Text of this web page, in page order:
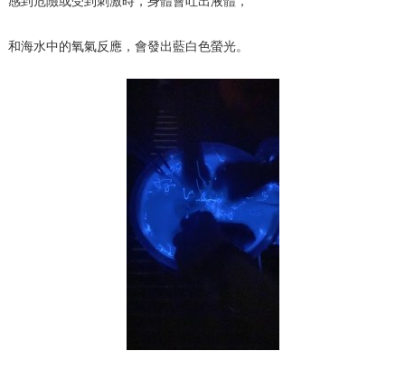
和海水中的氧氣反應，會發出藍白色螢光。